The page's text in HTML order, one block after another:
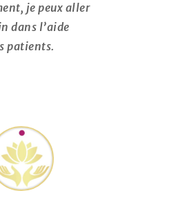
je peux aller
dans l’aide
patients.